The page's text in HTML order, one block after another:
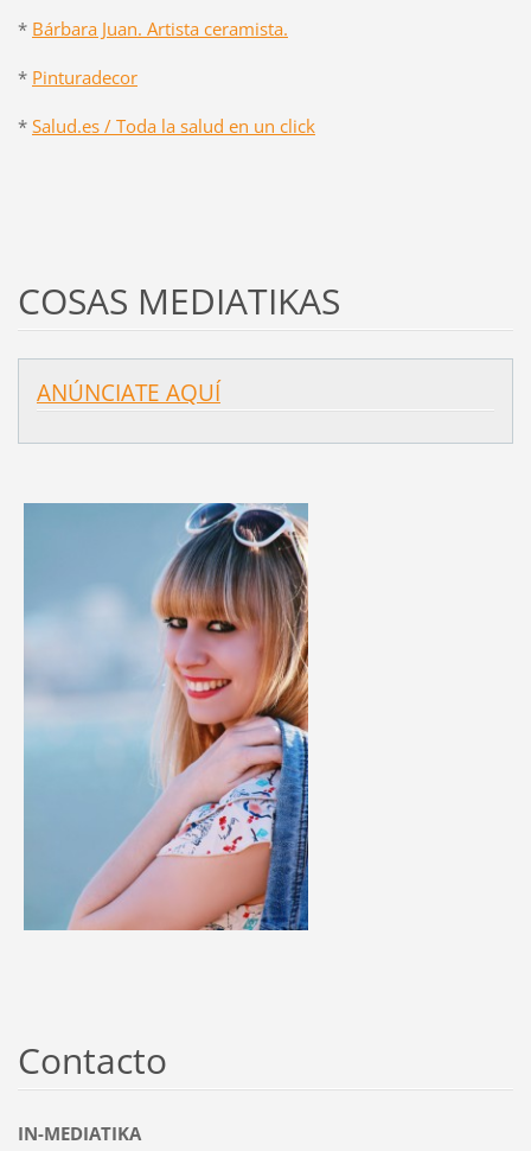
* Bárbara Juan. Artista ceramista.
* Pinturadecor
* Salud.es / Toda la salud en un click
COSAS MEDIATIKAS
ANÚNCIATE AQUÍ
Contacto
IN-MEDIATIKA